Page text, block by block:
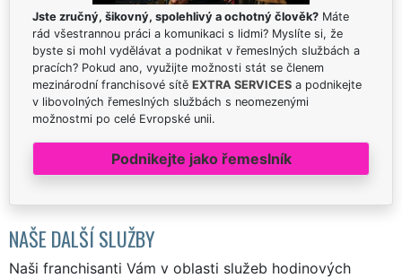
Jste zručný, šikovný, spolehlivý a ochotný člověk? Máte
rád všestrannou práci a komunikaci s lidmi? Myslíte si, že
byste si mohl vydělávat a podnikat v řemeslných službách a
pracích? Pokud ano, využijte možnosti stát se členem
mezinárodní franchisové sítě EXTRA SERVICES a podnikejte
v libovolných řemeslných službách s neomezenými
možnostmi po celé Evropské unii.
Podnikejte jako řemeslník
NAŠE DALŠÍ SLUŽBY
Naši franchisanti Vám v oblasti služeb hodinových